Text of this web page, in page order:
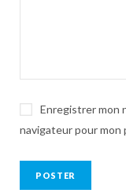
Enregistrer mon
navigateur pour mon